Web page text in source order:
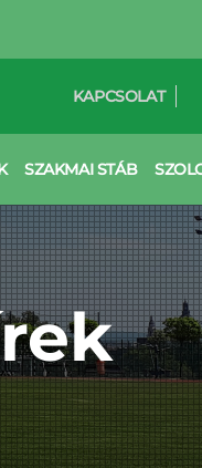
KAPCSOLAT
SZAKMAI STÁB